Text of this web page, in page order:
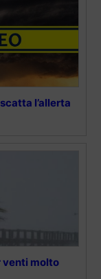
l’allerta
venti molto